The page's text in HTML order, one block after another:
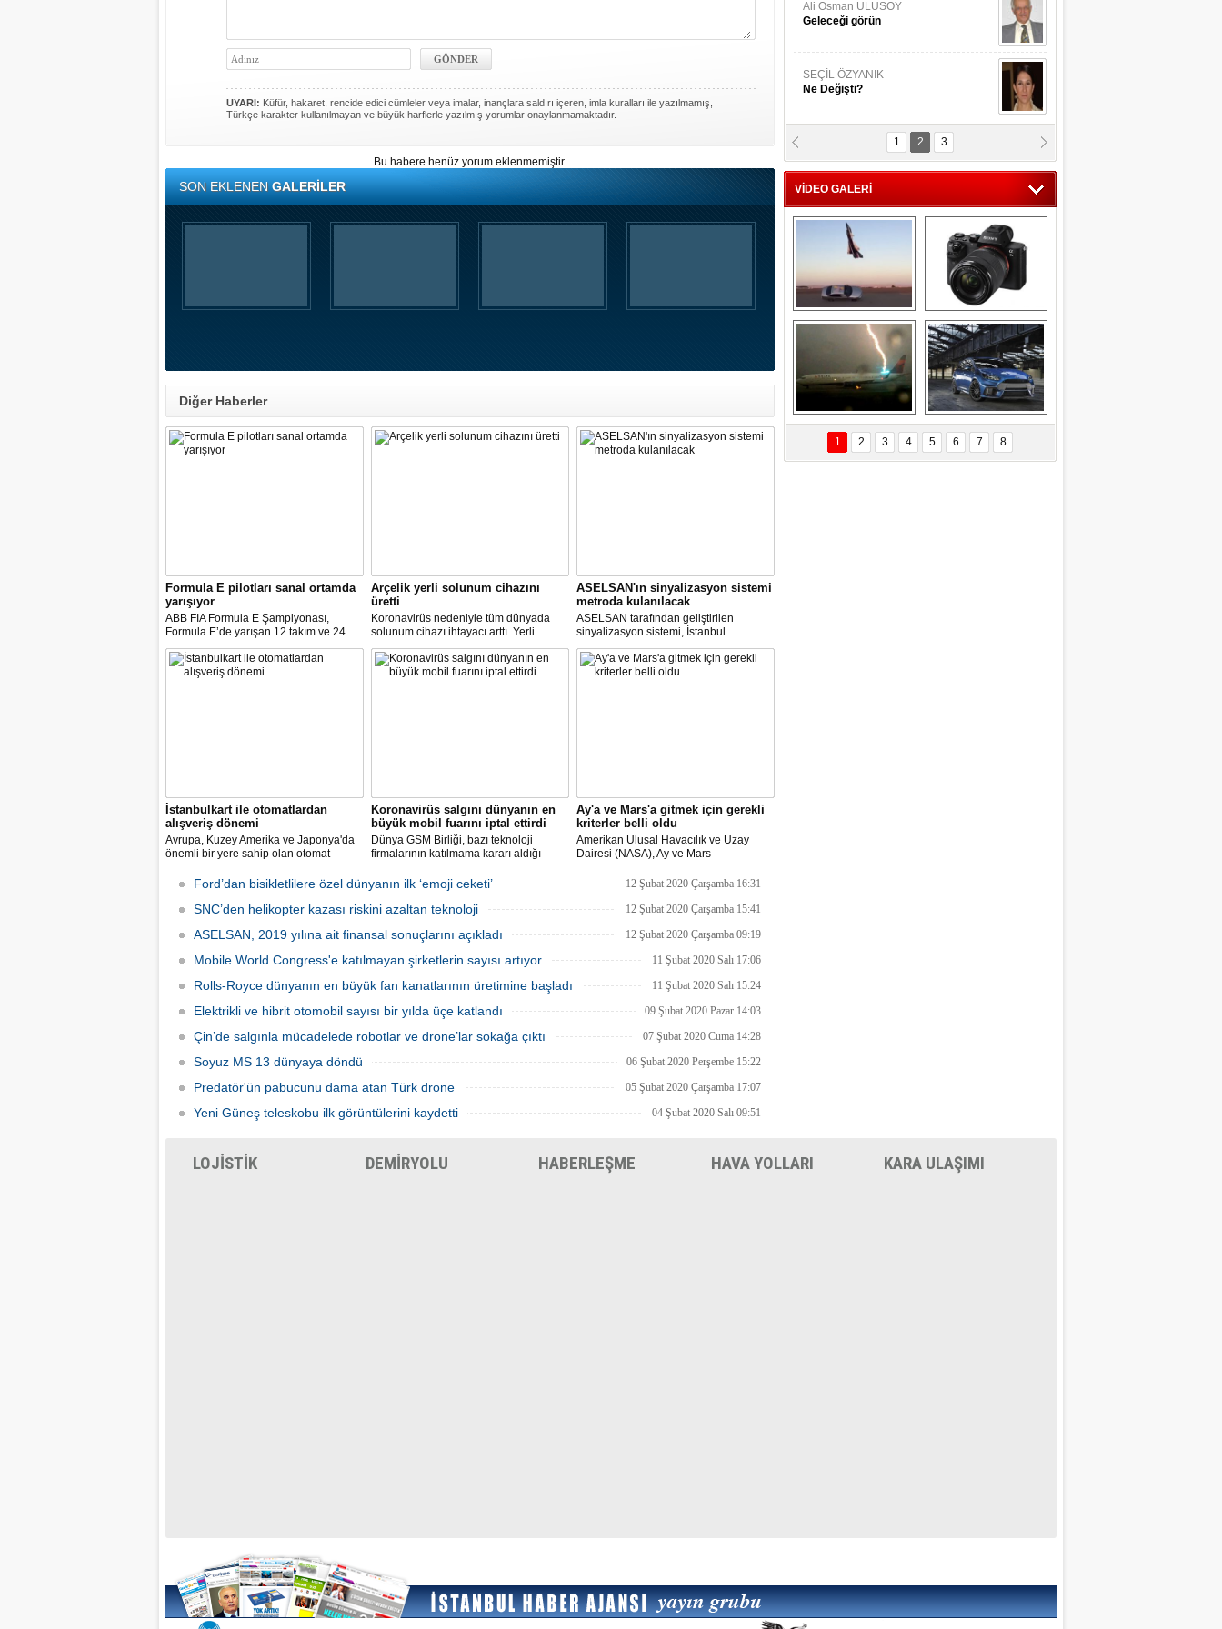
UYARI: Küfür, hakaret, rencide edici cümleler veya imalar, inançlara saldırı içeren, imla kuralları ile yazılmamış,
Türkçe karakter kullanılmayan ve büyük harflerle yazılmış yorumlar onaylanmamaktadır.
Bu habere henüz yorum eklenmemiştir.
SON EKLENENGALERİLER
Diğer Haberler
Formula E pilotları sanal ortamda
yarışıyor
ABB FIA Formula E Şampiyonası,
Formula E’de yarışan 12 takım ve 24
pilot ile birlikte “ABB Formula E Race at
Home Challenge” organizasyonunda
yarışacak.
Arçelik yerli solunum cihazını
üretti
Koronavirüs nedeniyle tüm dünyada
solunum cihazı ihtayacı arttı. Yerli
solunum cihazı için ilk çalışmayı, Biosys
Biyomedikal tasarladı, Arçelik üretti.
ASELSAN ve Baykar Savunma
ASELSAN'ın sinyalizasyon sistemi
metroda kulanılacak
ASELSAN tarafından geliştirilen
sinyalizasyon sistemi, İstanbul
metrosunda kullanılacak.
İstanbulkart ile otomatlardan
alışveriş dönemi
Avrupa, Kuzey Amerika ve Japonya'da
önemli bir yere sahip olan otomat
Uluslararası Fuarcılık tarafından
Servis Sistemler Fuarı VENDEX
Koronavirüs salgını dünyanın en
büyük mobil fuarını iptal ettirdi
Dünya GSM Birliği, bazı teknoloji
firmalarının katılmama kararı aldığı
yapılmayacağını açıkladı.
Ay'a ve Mars'a gitmek için gerekli
kriterler belli oldu
Amerikan Ulusal Havacılık ve Uzay
Dairesi (NASA), Ay ve Mars
için ilan verdi.
Ford’dan bisikletlilere özel dünyanın ilk ‘emoji ceketi’ 12 Şubat 2020 Çarşamba 16:31
SNC’den helikopter kazası riskini azaltan teknoloji 12 Şubat 2020 Çarşamba 15:41
ASELSAN, 2019 yılına ait finansal sonuçlarını açıkladı 12 Şubat 2020 Çarşamba 09:19
Mobile World Congress'e katılmayan şirketlerin sayısı artıyor 11 Şubat 2020 Salı 17:06
Rolls-Royce dünyanın en büyük fan kanatlarının üretimine başladı 11 Şubat 2020 Salı 15:24
Elektrikli ve hibrit otomobil sayısı bir yılda üçe katlandı 09 Şubat 2020 Pazar 14:03
Çin’de salgınla mücadelede robotlar ve drone’lar sokağa çıktı 07 Şubat 2020 Cuma 14:28
Soyuz MS 13 dünyaya döndü 06 Şubat 2020 Perşembe 15:22
Predatör'ün pabucunu dama atan Türk drone 05 Şubat 2020 Çarşamba 17:07
Yeni Güneş teleskobu ilk görüntülerini kaydetti 04 Şubat 2020 Salı 09:51
Ali Osman ULUSOY
Geleceği görün
SEÇİL ÖZYANIK
Ne Değişti?
MERİÇ KÖYATASI
Bayraksız Vatan !
1 2 3
VİDEO GALERİ
Savaş uçağı
pilotundan
muhteşem gösteri
Sony Alpha 7R II ön
inceleme
Delta uçağına
yıldırım çarptı
Ford Focus RS
(2015)
1 2 3 4 5 6 7 8
LOJİSTİK DEMİRYOLU HABERLEŞME HAVA YOLLARI KARA ULAŞIMI